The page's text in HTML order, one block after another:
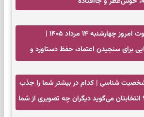
فال تاروت امروز چهارشنبه ۱۴ مرداد ۱۴۰۵ |
برای سنجیدن اعتماد، حفظ دستاورد و
شناسی | کدام در بیشتر شما را جذب
می‌گوید دیگران چه تصویری از شما